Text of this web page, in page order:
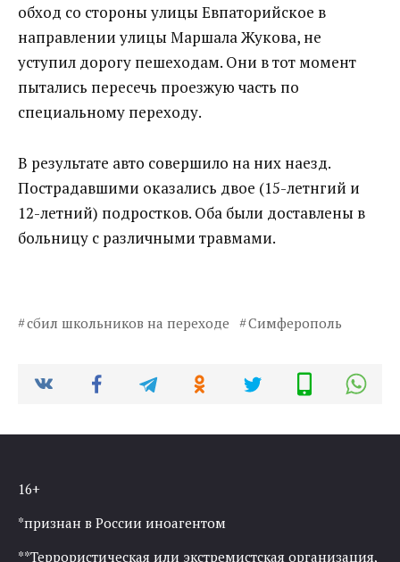
обход со стороны улицы Евпаторийское в
направлении улицы Маршала Жукова, не
уступил дорогу пешеходам. Они в тот момент
пытались пересечь проезжую часть по
специальному переходу.
В результате авто совершило на них наезд.
Пострадавшими оказались двое (15-летнгий и
12-летний) подростков. Оба были доставлены в
больницу с различными травмами.
сбил школьников на переходе Симферополь
16+
*признан в России иноагентом
**Террористическая или экстремистская организация,